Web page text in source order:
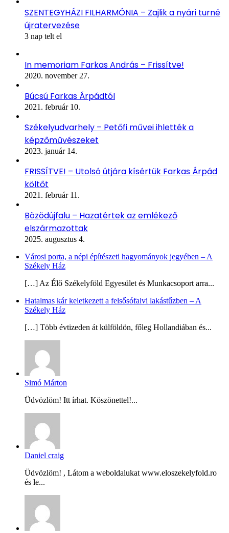
SZENTEGYHÁZI FILHARMÓNIA – Zajlik a nyári turné
újratervezése
3 nap telt el
In memoriam Farkas András – Frissítve!
2020. november 27.
Búcsú Farkas Árpádtól
2021. február 10.
Székelyudvarhely – Petőfi művei ihlették a
képzőművészeket
2023. január 14.
FRISSÍTVE! – Utolsó útjára kísértük Farkas Árpád
költőt
2021. február 11.
Bözödújfalu – Hazatértek az emlékező
elszármazottak
2025. augusztus 4.
Városi porta, a népi építészeti hagyományok jegyében – A
Székely Ház
[…] Az Élő Székelyföld Egyesület és Munkacsoport arra...
Hatalmas kár keletkezett a felsősófalvi lakástűzben – A
Székely Ház
[…] Több évtizeden át külföldön, főleg Hollandiában és...
Simó Márton
Üdvözlöm! Itt írhat. Köszönettel!...
Daniel craig
Üdvözlöm! , Látom a weboldalukat www.eloszekelyfold.ro
és le...